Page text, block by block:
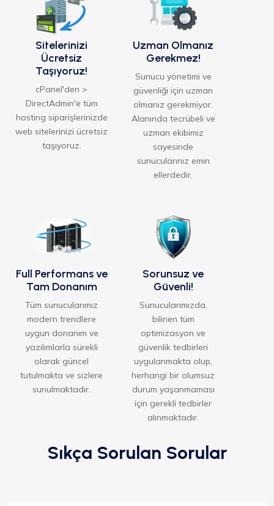
Bu pakette Destek Önceliklidir
Sitelerinizi
Ücretsiz
Taşıyoruz!
cPanel'den >
DirectAdmin'e tüm
hosting siparişlerinizde
web sitelerinizi ücretsiz
taşıyoruz.
Uzman Olmanız
Gerekmez!
Sunucu yönetimi ve
güvenliği için uzman
olmanız gerekmiyor.
Alanında tecrübeli ve
uzman ekibimiz
sayesinde
sunucularınız emin
ellerdedir.
Full Performans ve
Tam Donanım
Tüm sunucularımız
modern trendlere
uygun donanım ve
yazılımlarla sürekli
olarak güncel
tutulmakta ve sizlere
sunulmaktadır.
Sorunsuz ve
Güvenli!
Sunucularımızda,
bilinen tüm
optimizasyon ve
güvenlik tedbirleri
uygulanmakta olup,
herhangi bir olumsuz
durum yaşanmaması
için gerekli tedbirler
alınmaktadır.
Sıkça Sorulan Sorular